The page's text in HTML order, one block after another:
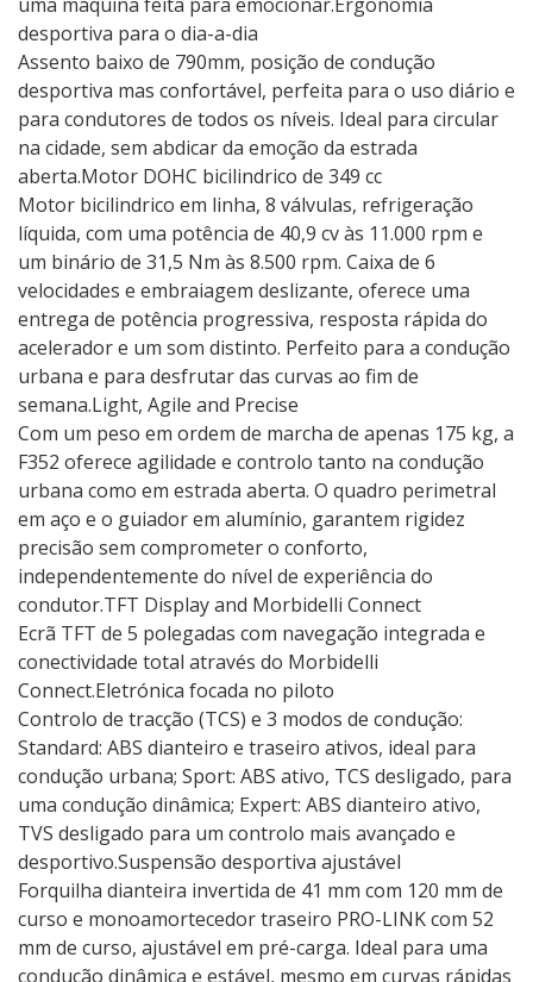
desportiva para o dia-a-dia
Assento baixo de 790mm, posição de condução
desportiva mas confortável, perfeita para o uso diário e
para condutores de todos os níveis. Ideal para circular
na cidade, sem abdicar da emoção da estrada
aberta.Motor DOHC bicilindrico de 349 cc
Motor bicilindrico em linha, 8 válvulas, refrigeração
líquida, com uma potência de 40,9 cv às 11.000 rpm e
um binário de 31,5 Nm às 8.500 rpm. Caixa de 6
velocidades e embraiagem deslizante, oferece uma
entrega de potência progressiva, resposta rápida do
acelerador e um som distinto. Perfeito para a condução
urbana e para desfrutar das curvas ao fim de
semana.Light, Agile and Precise
Com um peso em ordem de marcha de apenas 175 kg, a
F352 oferece agilidade e controlo tanto na condução
urbana como em estrada aberta. O quadro perimetral
em aço e o guiador em alumínio, garantem rigidez
precisão sem comprometer o conforto,
independentemente do nível de experiência do
condutor.TFT Display and Morbidelli Connect
Ecrã TFT de 5 polegadas com navegação integrada e
conectividade total através do Morbidelli
Connect.Eletrónica focada no piloto
Controlo de tracção (TCS) e 3 modos de condução:
Standard: ABS dianteiro e traseiro ativos, ideal para
condução urbana; Sport: ABS ativo, TCS desligado, para
uma condução dinâmica; Expert: ABS dianteiro ativo,
TVS desligado para um controlo mais avançado e
desportivo.Suspensão desportiva ajustável
Forquilha dianteira invertida de 41 mm com 120 mm de
curso e monoamortecedor traseiro PRO-LINK com 52
mm de curso, ajustável em pré-carga. Ideal para uma
condução dinâmica e estável, mesmo em curvas rápidas